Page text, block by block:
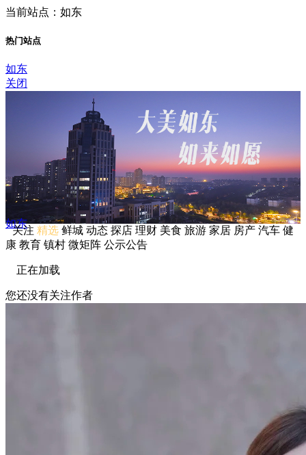
当前站点：如东
热门站点
如东
关闭
如东
关注 精选 鲜城 动态 探店 理财 美食 旅游 家居 房产 汽车 健
康 教育 镇村 微矩阵 公示公告
正在加载
您还没有关注作者